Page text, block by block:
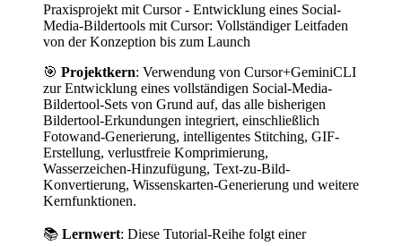
Praxisprojekt mit Cursor - Entwicklung eines Social-
Media-Bildertools mit Cursor: Vollständiger Leitfaden
von der Konzeption bis zum Launch
🎯 Projektkern: Verwendung von Cursor+GeminiCLI
zur Entwicklung eines vollständigen Social-Media-
Bildertool-Sets von Grund auf, das alle bisherigen
Bildertool-Erkundungen integriert, einschließlich
Fotowand-Generierung, intelligentes Stitching, GIF-
Erstellung, verlustfreie Komprimierung,
Wasserzeichen-Hinzufügung, Text-zu-Bild-
Konvertierung, Wissenskarten-Generierung und weitere
Kernfunktionen.
📚 Lernwert: Diese Tutorial-Reihe folgt einer